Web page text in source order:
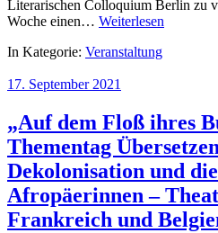
Literarischen Colloquium Berlin zu
Woche einen… Weiterlesen
In Kategorie: Veranstaltung
17. September 2021
„Auf dem Floß ihres
Thementag
Dekolonisation und
Afropäerinnen –
Frankreich und